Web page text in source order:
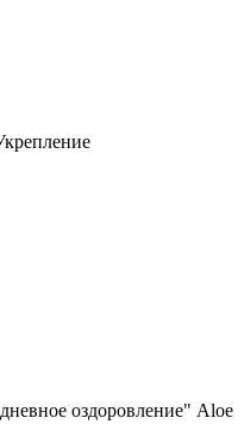
оздоровление" Aloe